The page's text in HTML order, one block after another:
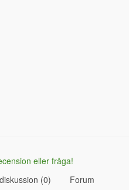
eller fråga!
(0) Forum